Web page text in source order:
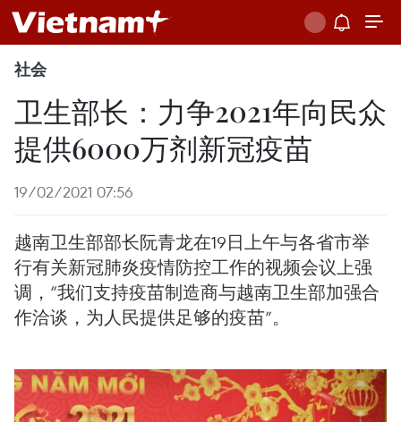
社会
卫生部长：力争2021年向民众
提供6000万剂新冠疫苗
19/02/2021 07:56
越南卫生部部长阮青龙在19日上午与各省市举
行有关新冠肺炎疫情防控工作的视频会议上强
调，“我们支持疫苗制造商与越南卫生部加强合
作洽谈，为人民提供足够的疫苗”。